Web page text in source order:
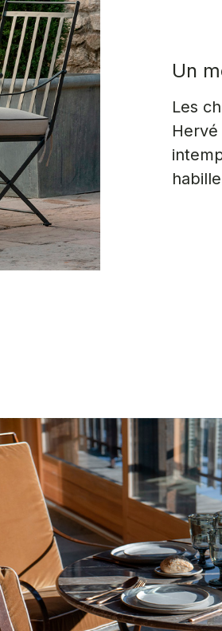
Un
Les